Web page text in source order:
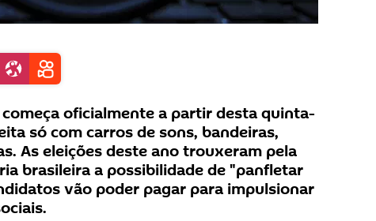
oficialmente a partir desta quinta-
só com carros de sons, bandeiras,
As eleições deste ano trouxeram pela
brasileira a possibilidade de "panfletar
vão poder pagar para impulsionar